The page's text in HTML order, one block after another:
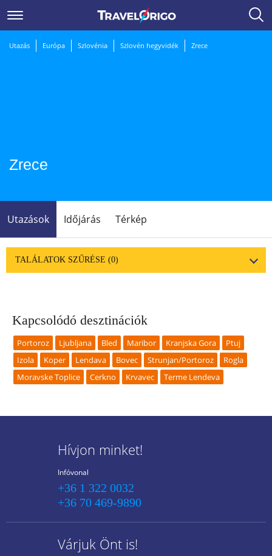
Utazás Európa Szlovénia Szlovén hegyvidék Zrece
Zrece
Utazások Időjárás Térkép
TALÁLATOK SZŰRÉSE (0)
Kapcsolódó desztinációk
Portoroz Ljubljana Bled Maribor Kranjska Gora
Ptuj
Izola
Koper Lendava Bovec Strunjan/Portoroz
Rogla
Moravske Toplice
Cerkno Krvavec Terme Lendeva
Hívjon minket!
Infóvonal
+36 1 322 0032
+36 70 469-9890
Várjuk Önt is!